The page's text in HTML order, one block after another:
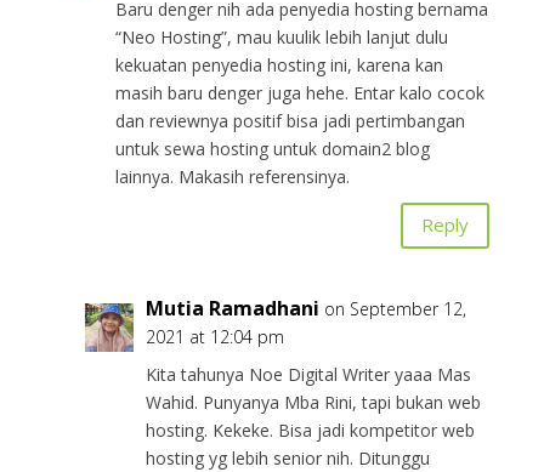
Baru denger nih ada penyedia hosting bernama
“Neo Hosting”, mau kuulik lebih lanjut dulu
kekuatan penyedia hosting ini, karena kan
masih baru denger juga hehe. Entar kalo cocok
dan reviewnya positif bisa jadi pertimbangan
untuk sewa hosting untuk domain2 blog
lainnya. Makasih referensinya.
Reply
Mutia Ramadhani on September 12,
2021 at 12:04 pm
Kita tahunya Noe Digital Writer yaaa Mas
Wahid. Punyanya Mba Rini, tapi bukan web
hosting. Kekeke. Bisa jadi kompetitor web
hosting yg lebih senior nih. Ditunggu